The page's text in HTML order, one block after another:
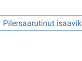
Pilersaarutinut isaavik